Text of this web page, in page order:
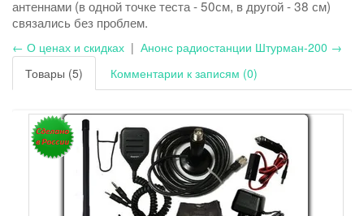
антеннами (в одной точке теста - 50см, в другой - 38 см)
связались без проблем.
← О ценах и скидках | Анонс радиостанции Штурман-200 →
Товары (5)
Комментарии к записям (0)